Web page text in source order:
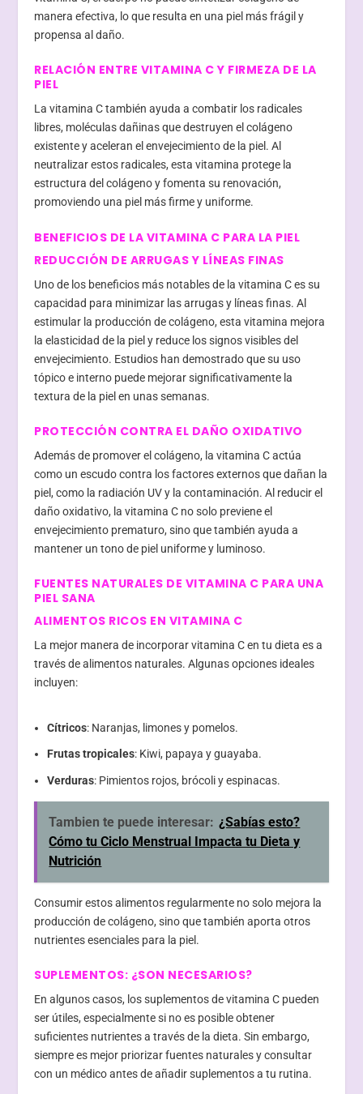
manera efectiva, lo que resulta en una piel más frágil y
propensa al daño.
RELACIÓN ENTRE VITAMINA C Y FIRMEZA DE LA
PIEL
La vitamina C también ayuda a combatir los radicales
libres, moléculas dañinas que destruyen el colágeno
existente y aceleran el envejecimiento de la piel. Al
neutralizar estos radicales, esta vitamina protege la
estructura del colágeno y fomenta su renovación,
promoviendo una piel más firme y uniforme.
BENEFICIOS DE LA VITAMINA C PARA LA PIEL
REDUCCIÓN DE ARRUGAS Y LÍNEAS FINAS
Uno de los beneficios más notables de la vitamina C es su
capacidad para minimizar las arrugas y líneas finas. Al
estimular la producción de colágeno, esta vitamina mejora
la elasticidad de la piel y reduce los signos visibles del
envejecimiento. Estudios han demostrado que su uso
tópico e interno puede mejorar significativamente la
textura de la piel en unas semanas.
PROTECCIÓN CONTRA EL DAÑO OXIDATIVO
Además de promover el colágeno, la vitamina C actúa
como un escudo contra los factores externos que dañan la
piel, como la radiación UV y la contaminación. Al reducir el
daño oxidativo, la vitamina C no solo previene el
envejecimiento prematuro, sino que también ayuda a
mantener un tono de piel uniforme y luminoso.
FUENTES NATURALES DE VITAMINA C PARA UNA
PIEL SANA
ALIMENTOS RICOS EN VITAMINA C
La mejor manera de incorporar vitamina C en tu dieta es a
través de alimentos naturales. Algunas opciones ideales
incluyen:
Cítricos: Naranjas, limones y pomelos.
Frutas tropicales: Kiwi, papaya y guayaba.
Verduras: Pimientos rojos, brócoli y espinacas.
Tambien te puede interesar: ¿Sabías esto?
Cómo tu Ciclo Menstrual Impacta tu Dieta y
Nutrición
Consumir estos alimentos regularmente no solo mejora la
producción de colágeno, sino que también aporta otros
nutrientes esenciales para la piel.
SUPLEMENTOS: ¿SON NECESARIOS?
En algunos casos, los suplementos de vitamina C pueden
ser útiles, especialmente si no es posible obtener
suficientes nutrientes a través de la dieta. Sin embargo,
siempre es mejor priorizar fuentes naturales y consultar
con un médico antes de añadir suplementos a tu rutina.